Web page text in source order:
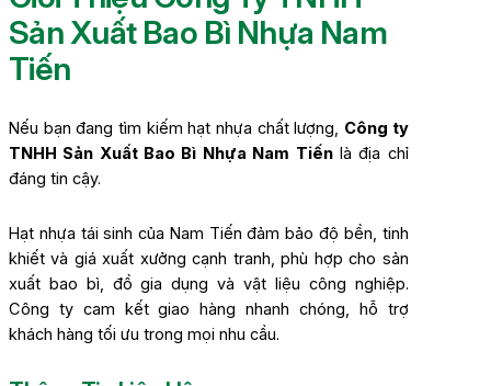
Sản Xuất Bao Bì Nhựa Nam
Tiến
Nếu bạn đang tìm kiếm hạt nhựa chất lượng, Công ty
TNHH Sản Xuất Bao Bì Nhựa Nam Tiếnlà địa chỉ
đáng tin cậy.
Hạt nhựa tái sinh của Nam Tiến đảm bảo độ bền, tinh
khiết và giá xuất xưởng cạnh tranh, phù hợp cho sản
xuất bao bì, đồ gia dụng và vật liệu công nghiệp.
Công ty cam kết giao hàng nhanh chóng, hỗ trợ
khách hàng tối ưu trong mọi nhu cầu.